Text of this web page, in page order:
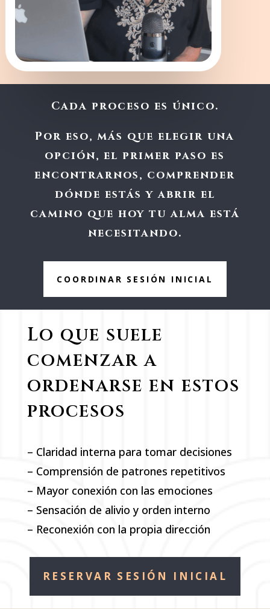
Cada proceso es único.
Por eso, más que elegir una
opción, el primer paso es
encontrarnos, comprender
dónde estás y abrir el
camino que hoy tu alma está
necesitando.
COORDINAR SESIÓN INICIAL
Lo que suele
comenzar a
ordenarse en estos
procesos
– Claridad interna para tomar decisiones
– Comprensión de patrones repetitivos
– Mayor conexión con las emociones
– Sensación de alivio y orden interno
– Reconexión con la propia dirección
RESERVAR SESIÓN INICIAL